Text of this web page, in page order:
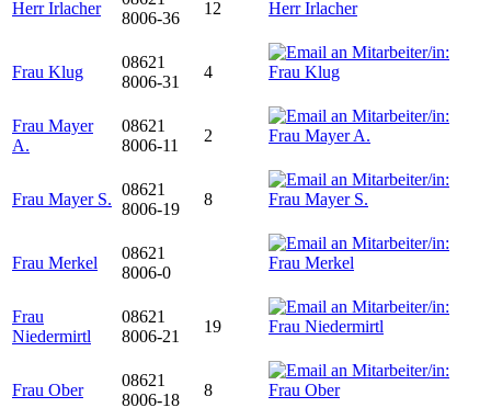
Herr Irlacher
8006-36
12
Frau Klug
08621
8006-31
4
Frau Mayer
A.
08621
8006-11
2
Frau Mayer S.
08621
8006-19
8
Frau Merkel
08621
8006-0
Frau
Niedermirtl
08621
8006-21
19
Frau Ober
08621
8006-18
8